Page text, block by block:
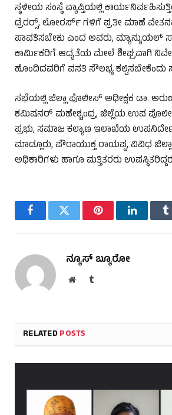
ಸ್ಥಳೀಯ ಸಂಸ್ಥೆ ವ್ಯಾಪ್ತಿಯಲ್ಲಿ
‍ಡ್ರೆರರ್ಸ್‍, ಲೋ‍ರರ್ಸ್ ಗಳಿಗೆ ಪ್ರತೀ ಮಾಹೆ
ಪಾವತಿಸಬೇಕು ಎಂದ ಅವರು, ಮ್ಯಾನ್ಯುಯಲ್
ಕಾರ್ಮಿಕರಿಗೆ ಆದ್ಯತೆಯ ಮೇಲೆ ಶೀಘ್ರವಾಗಿ
ಹೊಂದಿದವರಿಗೆ ವಸತಿ ಸೌಲಭ್ಯ ಕಲ್ಪಿಸಬೇಕೆಂದು
ಸಭೆಯಲ್ಲಿ ಜಿಲ್ಲಾ ಪೊಲೀಸ್ ಅಧೀಕ್ಷಕ ಡಾ.
ಕಮಿಷನರ್ ಮಹೇಶ್ಚಂದ್ರ, ಜಿಲ್ಲೆಯ ಉಪ
ಪ್ರಭು, ಸಮಾಜ ಕಲ್ಯಾಣ ಇಲಾಖೆಯ
ಮಾಡ್ಲೂರು, ಪೌರಾಯುಕ್ತ ರಾಯಪ್ಪ, ವಿವಿಧ
ಅಧಿಕಾರಿಗಳು ಹಾಗೂ ಮತ್ತಿತರರು
FacebookTwitter PinterestLinkedIn
ನ್ಯೂಸ್ ಬ್ಯೂರೋ
WebsiteTumblr
RELATEDPOSTS